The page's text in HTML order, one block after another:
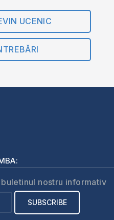
UCENIC
nostru informativ